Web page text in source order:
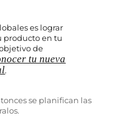
es lograr
producto en tu
de
tu nueva
.
se planifican las